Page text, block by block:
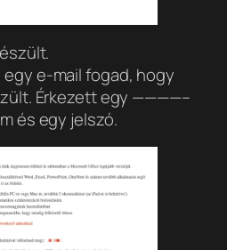
e-mail fogad, hogy
Érkezett egy ————–
és egy jelszó.